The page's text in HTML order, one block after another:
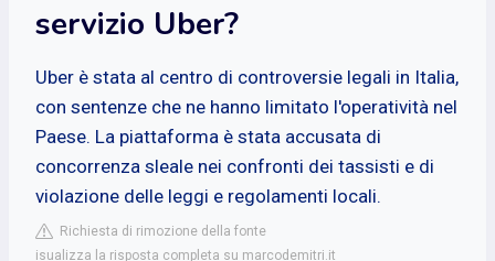
servizio Uber?
Uber è stata al centro di controversie legali in Italia,
con sentenze che ne hanno limitato l'operatività nel
Paese. La piattaforma è stata accusata di
concorrenza sleale nei confronti dei tassisti e di
violazione delle leggi e regolamenti locali.
Richiesta di rimozione della fonte
isualizza la risposta completa su marcodemitri.it